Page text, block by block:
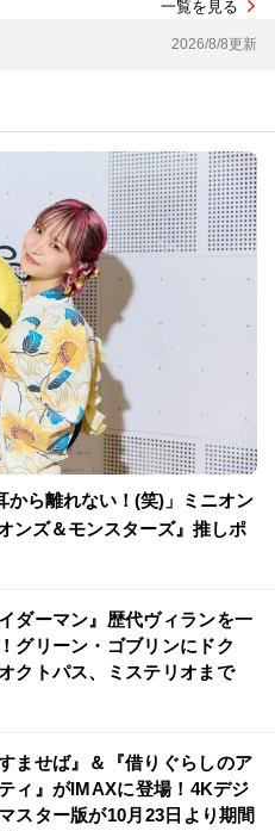
一覧を見る
2026/8/8更新
から離れない！(笑)」ミニオン
ンズ＆モンスターズ』推しポ
イダーマン』歴代ヴィランを一
グリーン・ゴブリンにドク
クトパス、ミステリオまで
すませば』＆『借りぐらしのア
ィ』がIMAXに登場！4Kデジ
スター版が10月23日より期間